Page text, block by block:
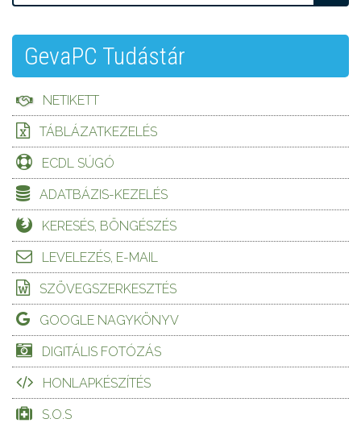
GevaPC Tudástár
NETIKETT
TÁBLÁZATKEZELÉS
ECDL SÚGÓ
ADATBÁZIS-KEZELÉS
KERESÉS, BÖNGÉSZÉS
LEVELEZÉS, E-MAIL
SZÖVEGSZERKESZTÉS
GOOGLE NAGYKÖNYV
DIGITÁLIS FOTÓZÁS
HONLAPKÉSZÍTÉS
S.O.S